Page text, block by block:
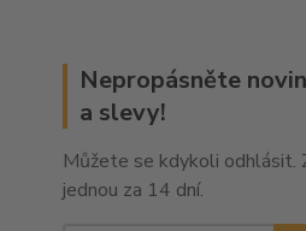
Nepropásněte
a slevy!
Můžete se kdykoli odhlásit.
jednou za 14 dní.